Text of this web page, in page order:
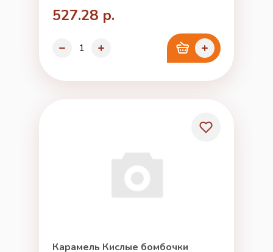
527.28 р.
Карамель Кислые бомбочки